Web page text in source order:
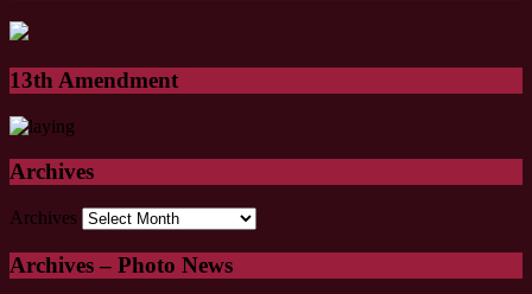
13th Amendment
Archives
Archives
Archives – Photo News